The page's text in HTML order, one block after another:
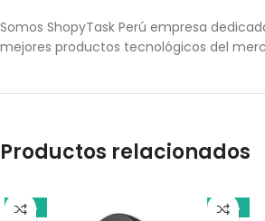
Somos ShopyTask Perú empresa
mejores productos tecnológicos del
Productos relacionados
-14% -14%